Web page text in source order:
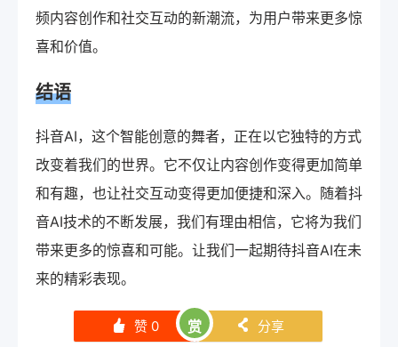
频内容创作和社交互动的新潮流，为用户带来更多惊
喜和价值。
结语
抖音AI，这个智能创意的舞者，正在以它独特的方式
改变着我们的世界。它不仅让内容创作变得更加简单
和有趣，也让社交互动变得更加便捷和深入。随着抖
音AI技术的不断发展，我们有理由相信，它将为我们
带来更多的惊喜和可能。让我们一起期待抖音AI在未
来的精彩表现。
󰄼 赞 0 赏 󰄯 分享